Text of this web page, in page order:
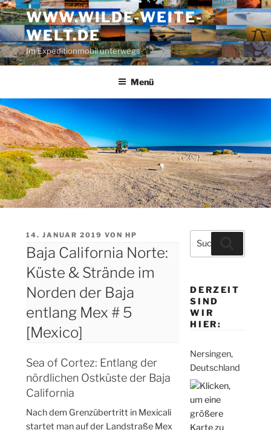
Zum
Inhalt
springen
WWW.WILDE-WEITE-
WELT.DE
Im Expeditionmobil unterwegs
Menü
VERÖFFENTLICHT
14. JANUAR 2019 VONHP
Baja California Norte:
Küste & Strände im
Norden der Baja
entlang Mex # 5
[Mexico]
Sea of Cortez: Entlang der
nördlichen Ostküste der Baja
California
Nach dem Grenzübertritt in Mexicali
startet man auf der Landstraße Mex
Suche
nach:
DERZEIT
SIND
WIR
HIER:
Nersingen,
Deutschland